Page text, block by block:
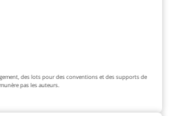
des lots pour des conventions et des supports de
pas les auteurs.